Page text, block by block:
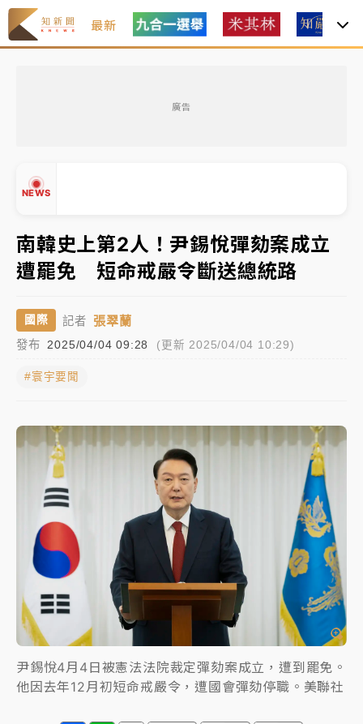
最新
廣告
NEWS
中颱白海豚環流掠北海！今明防劇烈降雨 東部高溫飆
38度
周末精選｜
慈濟遭詐10億完整始末曝！律師掮客大玩兩
面手法 郭台銘、蔡英文成關鍵
本周爆款短影音｜ 柯文哲帶電子手鐶拄拐杖現身／周玉
周末精選｜
跨境網購族注意！EZ Way若改由政府委
任 預算難關如何解？
父親節玩樂園！六福村今明2天「爸爸免費」 遠雄海洋
買1送1
白海豚逼近！新北高灘地停車場下午4時強制拖吊 中午
開放水門周邊紅黃線停車
中颱白海豚環流掠北海！今明防劇烈降雨 東部高溫飆
38度
周末精選｜
慈濟遭詐10億完整始末曝！律師掮客大玩兩
面手法 郭台銘、蔡英文成關鍵
本周爆款短影音｜ 柯文哲帶電子手鐶拄拐杖現身／周玉
蔻蔡玉真開撕爆料
南韓史上第2人！尹錫悅彈劾案成立
遭罷免 短命戒嚴令斷送總統路
國際 記者 張翠蘭
發布 2025/04/04 09:28 (更新 2025/04/04 10:29)
#寰宇要聞
尹錫悅4月4日被憲法法院裁定彈劾案成立，遭到罷免。
他因去年12月初短命戒嚴令，遭國會彈劾停職。美聯社